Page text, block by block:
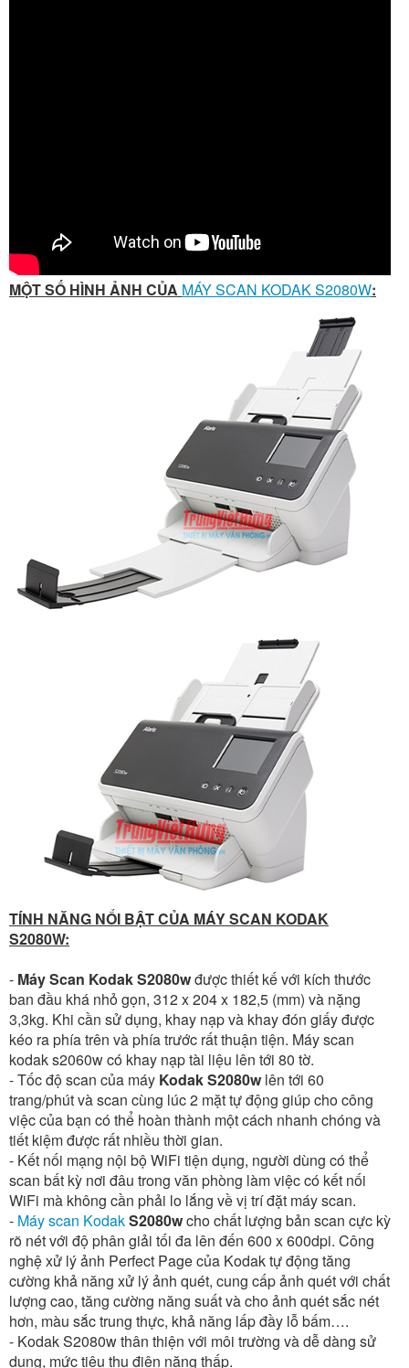
MỘT SỐ HÌNH ẢNH CỦA MÁY SCAN KODAK S2080W:
TÍNH NĂNG NỔI BẬT CỦA MÁY SCAN KODAK
S2080W:
- Máy Scan Kodak S2080wđược thiết kế với kích thước
ban đầu khá nhỏ gọn, 312 x 204 x 182,5 (mm) và nặng
3,3kg. Khi cần sử dụng, khay nạp và khay đón giấy được
kéo ra phía trên và phía trước rất thuận tiện. Máy scan
kodak s2060w có khay nạp tài liệu lên tới 80 tờ.
- Tốc độ scan của máy Kodak S2080w lên tới 60
trang/phút và scan cùng lúc 2 mặt tự động giúp cho công
việc của bạn có thể hoàn thành một cách nhanh chóng và
tiết kiệm được rất nhiều thời gian.
- Kết nối mạng nội bộ WiFi tiện dụng, người dùng có thể
scan bất kỳ nơi đâu trong văn phòng làm việc có kết nối
WiFi mà không cần phải lo lắng về vị trí đặt máy scan.
- Máy scan KodakS2080wcho chất lượng bản scan cực kỳ
rõ nét với độ phân giải tối đa lên đến 600 x 600dpi. Công
nghệ xử lý ảnh Perfect Page của Kodak tự động tăng
cường khả năng xử lý ảnh quét, cung cấp ảnh quét với chất
lượng cao, tăng cường năng suất và cho ảnh quét sắc nét
hơn, màu sắc trung thực, khả năng lấp đầy lỗ bấm….
- Kodak S2080w thân thiện với môi trường và dễ dàng sử
dụng, mức tiêu thụ điện năng thấp.